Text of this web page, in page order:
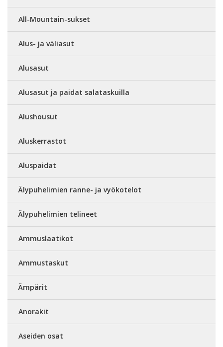
All-Mountain-sukset
Alus- ja väliasut
Alusasut
Alusasut ja paidat salataskuilla
Alushousut
Aluskerrastot
Aluspaidat
Älypuhelimien ranne- ja vyökotelot
Älypuhelimien telineet
Ammuslaatikot
Ammustaskut
Ämpärit
Anorakit
Aseiden osat